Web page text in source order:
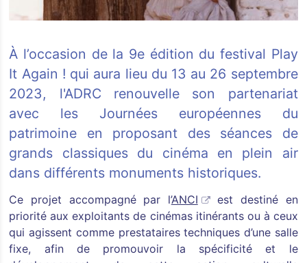
À l’occasion de la 9e édition du festival Play
It Again ! qui aura lieu du 13 au 26 septembre
2023, l'ADRC renouvelle son partenariat
avec les Journées européennes du
patrimoine en proposant des séances de
grands classiques du cinéma en plein air
dans différents monuments historiques.
Ce projet accompagné par l’ANCI
est destiné en
priorité aux exploitants de cinémas itinérants ou à ceux
qui agissent comme prestataires techniques d’une salle
fixe, afin de promouvoir la spécificité et le